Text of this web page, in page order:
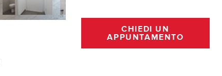
CHIEDI UN
APPUNTAMENTO